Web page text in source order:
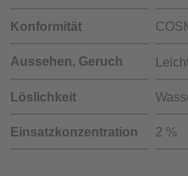
Konformität
Aussehen, Geruch
Löslichkeit
Einsatzkonzentration 2 %